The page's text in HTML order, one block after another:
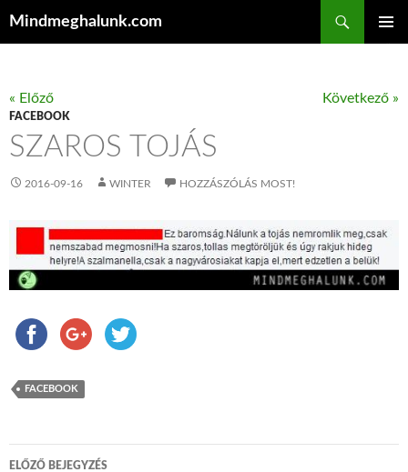
Mindmeghalunk.com
« Előző Következő »
FACEBOOK
SZAROS TOJÁS
2016-09-16 WINTER HOZZÁSZÓLÁS MOST!
FACEBOOK
ELŐZŐ BEJEGYZÉS